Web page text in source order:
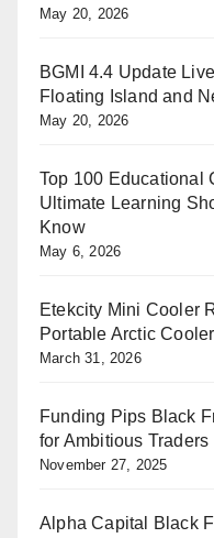
May 20, 2026
BGMI 4.4 Update
Floating Island and
May 20, 2026
Top 100 Educational
Ultimate Learning
Know
May 6, 2026
Etekcity Mini Cooler
Portable Arctic
March 31, 2026
Funding Pips Black
for Ambitious Traders
November 27, 2025
Alpha Capital Black